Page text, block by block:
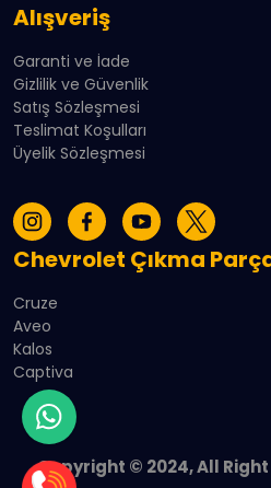
Alışveriş
Garanti ve İade
Gizlilik ve Güvenlik
Satış Sözleşmesi
Teslimat Koşulları
Üyelik Sözleşmesi
Chevrolet Çıkma
Cruze
Aveo
Kalos
Captiva
Copyright © 2024, All